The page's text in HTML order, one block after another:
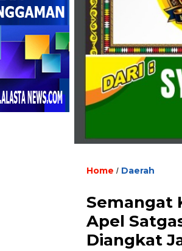
Home / Daerah
Semangat
Apel
Diangkat